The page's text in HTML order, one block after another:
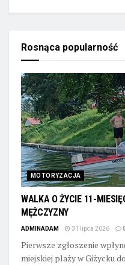
Rosnąca popularność
MOTORYZACJA
WALKA O ŻYCIE 11-
MĘŻCZYZNY
ADMINADAM 31 lipca 2026 0
Pierwsze zgłoszenie
miejskiej plaży w Giżycku